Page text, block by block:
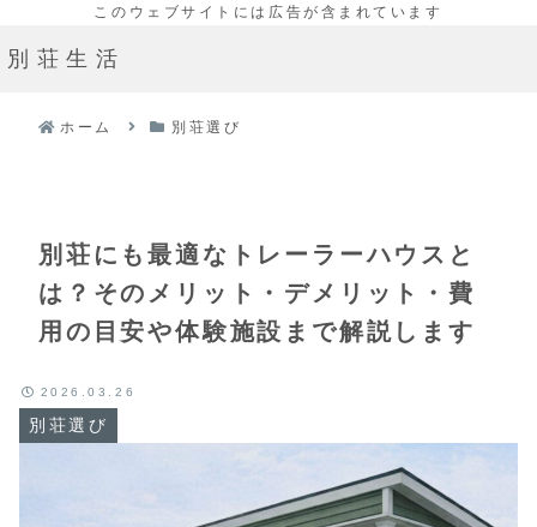
別荘生活
ホーム 別荘選び
別荘にも最適なトレーラーハウスと
は？そのメリット・デメリット・費
用の目安や体験施設まで解説します
別荘選び
2026.03.26